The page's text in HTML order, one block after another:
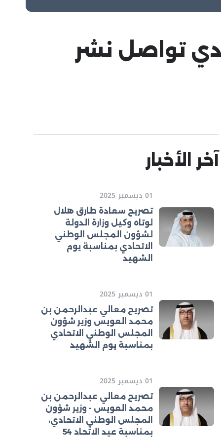
تواصل نشر
آخر الأخبار
01 ديسمبر 2025
تصريح سعادة طارق هلال
لوتاه وكيل وزارة الدولة
لشؤون المجلس الوطني
الاتحادي بمناسبة يوم
الشهيد
01 ديسمبر 2025
تصريح معالي عبدالرحمن بن
محمد العويس وزير شؤون
المجلس الوطني الاتحادي
بمناسبة يوم الشهيد
01 ديسمبر 2025
تصريح معالي عبدالرحمن بن
محمد العويس - وزير شؤون
المجلس الوطني الاتحادي،
بمناسبة عيد الاتحاد 54